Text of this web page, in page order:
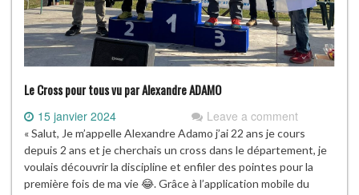
Le Cross pour tous vu par Alexandre ADAMO
15 janvier 2024 Leave a comment
« Salut, Je m’appelle Alexandre Adamo j’ai 22 ans je cours
depuis 2 ans et je cherchais un cross dans le département, je
voulais découvrir la discipline et enfiler des pointes pour la
première fois de ma vie 😂. Grâce à l’application mobile du